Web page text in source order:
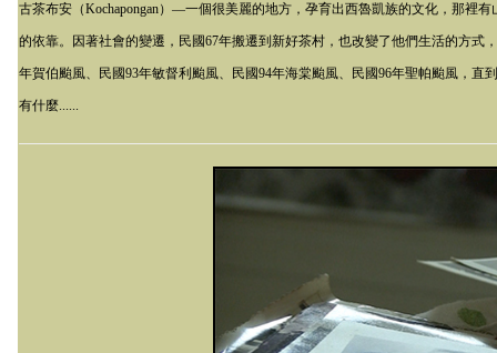
古茶布安（Kochapongan）—一個很美麗的地方，孕育出西魯凱族的文化，那裡
的依靠。因著社會的變遷，民國67年搬遷到新好茶村，也改變了他們生活的方式
年賀伯颱風、民國93年敏督利颱風、民國94年海棠颱風、民國96年聖帕颱風，直
有什麼......